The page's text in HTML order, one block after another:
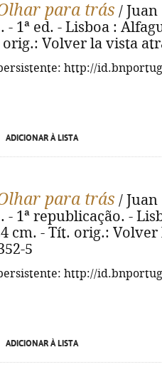
para trás / Juan
- 1ª ed. - Lisboa :
Volver la vista
http://
ADICIONAR À LISTA
para trás / Juan
- 1ª republicação. -
cm. - Tít. orig.: Volver
5
http://
ADICIONAR À LISTA